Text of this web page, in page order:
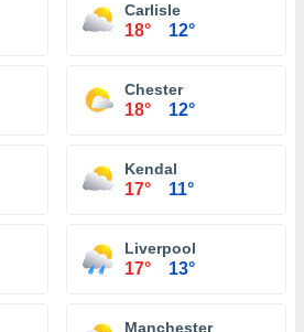
Carlisle
18° 12°
Chester
18° 12°
Kendal
17° 11°
Liverpool
17° 13°
Manchester